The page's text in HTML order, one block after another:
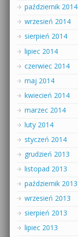
październik 2014
wrzesień 2014
sierpień 2014
lipiec 2014
czerwiec 2014
maj 2014
kwiecień 2014
marzec 2014
luty 2014
styczeń 2014
grudzień 2013
listopad 2013
październik 2013
wrzesień 2013
sierpień 2013
lipiec 2013